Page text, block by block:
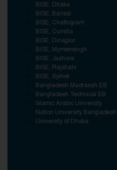
BISE, Dhaka
BISE, Barisal
BISE, Chattogram
BISE, Cumilla
BISE, Dinajpur
BISE, Mymensingh
BISE, Jashore
BISE, Rajshahi
BISE, Sylhet
Bangladesh Madrasah EB
Bangladesh Technical EB
Islamic Arabic University
Nation University Bangladesh
University of Dhaka